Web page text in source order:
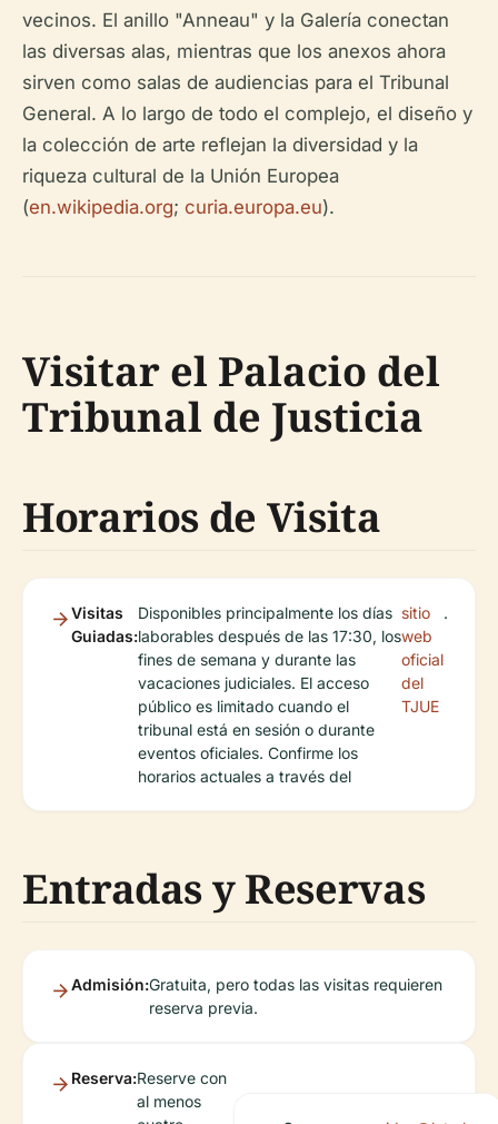
vecinos. El anillo "Anneau" y la Galería conectan
las diversas alas, mientras que los anexos ahora
sirven como salas de audiencias para el Tribunal
General. A lo largo de todo el complejo, el diseño y
la colección de arte reflejan la diversidad y la
riqueza cultural de la Unión Europea
(en.wikipedia.org; curia.europa.eu).
Visitar el Palacio del
Tribunal de Justicia
Horarios de Visita
Visitas
Guiadas:
Disponibles principalmente los días
laborables después de las 17:30, los
fines de semana y durante las
vacaciones judiciales. El acceso
público es limitado cuando el
tribunal está en sesión o durante
eventos oficiales. Confirme los
horarios actuales a través del
sitio
web
oficial
del
TJUE
.
Entradas y Reservas
Admisión:Gratuita, pero todas las visitas requieren
reserva previa.
Reserva:Reserve con
al menos